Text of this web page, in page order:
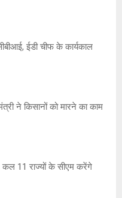
ईडी चीफ के कार्यकाल
ने किसानों को मारने का काम
कल 11 राज्यों के सीएम करेंगे